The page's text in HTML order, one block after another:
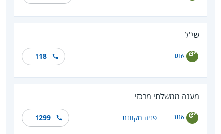
שי"ל
אתר 118
מענה ממשלתי מרכזי
אתר פניה מקוונת 1299